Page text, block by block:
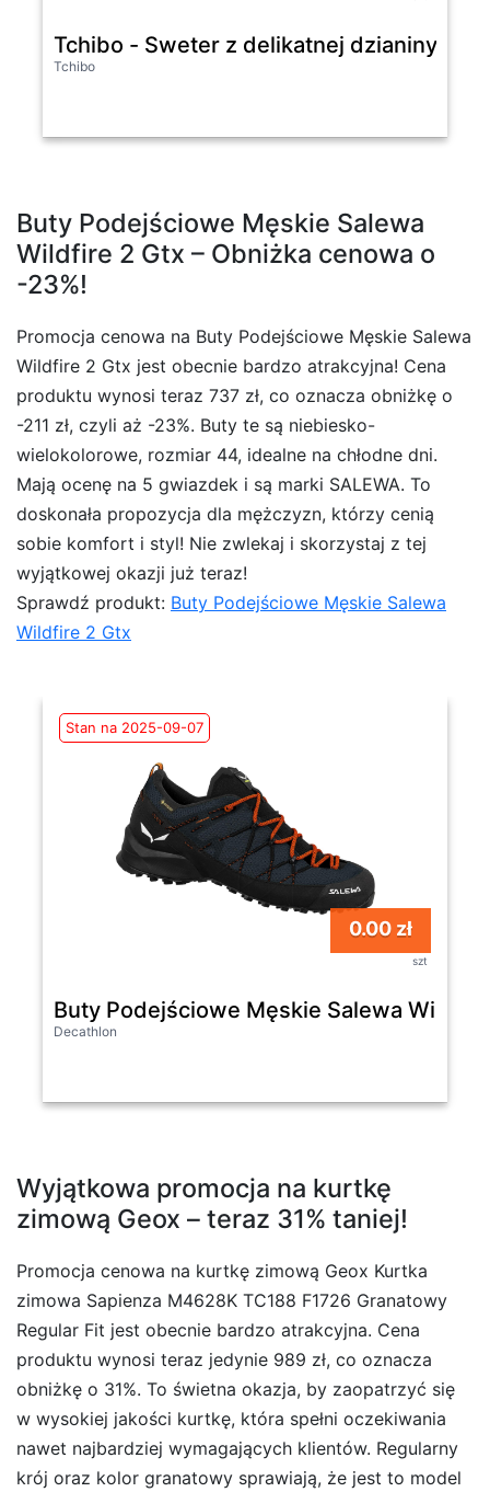
Tchibo - Sweter z delikatnej dzianiny z
Tchibo
Buty Podejściowe Męskie Salewa
Wildfire 2 Gtx – Obniżka cenowa o
-23%!
Promocja cenowa na Buty Podejściowe Męskie Salewa
Wildfire 2 Gtx jest obecnie bardzo atrakcyjna! Cena
produktu wynosi teraz 737 zł, co oznacza obniżkę o
-211 zł, czyli aż -23%. Buty te są niebiesko-
wielokolorowe, rozmiar 44, idealne na chłodne dni.
Mają ocenę na 5 gwiazdek i są marki SALEWA. To
doskonała propozycja dla mężczyzn, którzy cenią
sobie komfort i styl! Nie zwlekaj i skorzystaj z tej
wyjątkowej okazji już teraz!
Sprawdź produkt: Buty Podejściowe Męskie Salewa
Wildfire 2 Gtx
Stan na 2025-09-07
0.00 zł
szt
Buty Podejściowe Męskie Salewa
Decathlon
Wyjątkowa promocja na kurtkę
zimową Geox – teraz 31% taniej!
Promocja cenowa na kurtkę zimową Geox Kurtka
zimowa Sapienza M4628K TC188 F1726 Granatowy
Regular Fit jest obecnie bardzo atrakcyjna. Cena
produktu wynosi teraz jedynie 989 zł, co oznacza
obniżkę o 31%. To świetna okazja, by zaopatrzyć się
w wysokiej jakości kurtkę, która spełni oczekiwania
nawet najbardziej wymagających klientów. Regularny
krój oraz kolor granatowy sprawiają, że jest to model